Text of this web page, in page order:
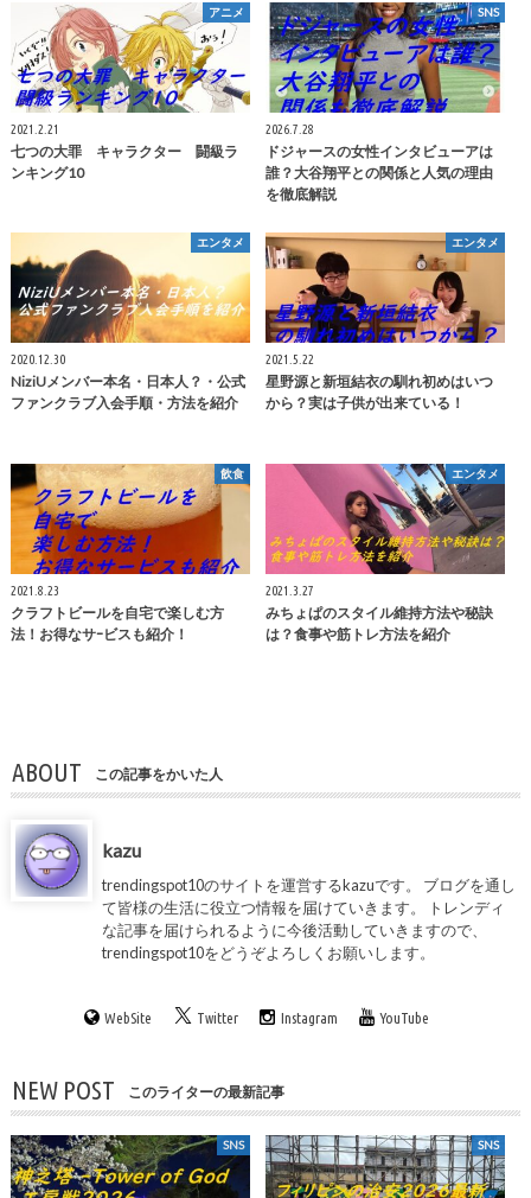
アニメ
2021.2.21
七つの大罪 キャラクター 闘級ラ
ンキング10
SNS
2026.7.28
ドジャースの女性インタビューアは
誰？大谷翔平との関係と人気の理由
を徹底解説
エンタメ
2020.12.30
NiziUメンバー本名・日本人？・公式
ファンクラブ入会手順・方法を紹介
エンタメ
2021.5.22
星野源と新垣結衣の馴れ初めはいつ
から？実は子供が出来ている！
飲食
2021.8.23
クラフトビールを自宅で楽しむ方
法！お得なサｰビスも紹介！
エンタメ
2021.3.27
みちょぱのスタイル維持方法や秘訣
は？食事や筋トレ方法を紹介
ABOUT この記事をかいた人
kazu
trendingspot10のサイトを運営するkazuです。 ブログを通し
て皆様の生活に役立つ情報を届けていきます。 トレンディ
な記事を届けられるように今後活動していきますので、
trendingspot10をどうぞよろしくお願いします。
WebSite Twitter Instagram YouTube
NEW POST このライターの最新記事
SNS SNS